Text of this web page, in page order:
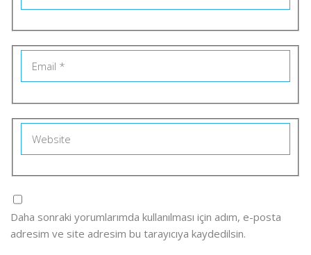
Daha sonraki yorumlarımda kullanılması için adım, e-posta
adresim ve site adresim bu tarayıcıya kaydedilsin.